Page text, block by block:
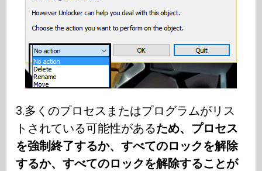
3.多くのプロセスまたはプログラムがリス
トされている可能性があるため、プロセス
を強制終了するか、すべてのロックを解除
するか、すべてのロックを解除することが